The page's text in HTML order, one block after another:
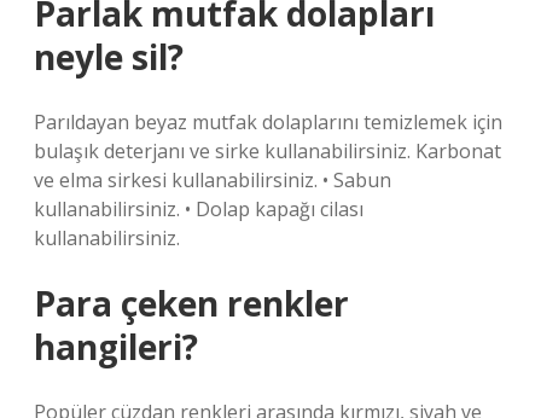
Parlak mutfak dolapları
neyle sil?
Parıldayan beyaz mutfak dolaplarını temizlemek için
bulaşık deterjanı ve sirke kullanabilirsiniz. Karbonat
ve elma sirkesi kullanabilirsiniz. • Sabun
kullanabilirsiniz. • Dolap kapağı cilası
kullanabilirsiniz.
Para çeken renkler
hangileri?
Popüler cüzdan renkleri arasında kırmızı, siyah ve